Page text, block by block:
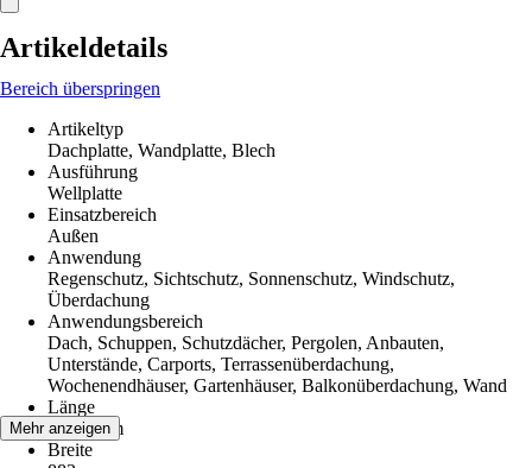
Artikeldetails
Bereich überspringen
Artikeltyp
Dachplatte, Wandplatte, Blech
Ausführung
Wellplatte
Einsatzbereich
Außen
Anwendung
Regenschutz, Sichtschutz, Sonnenschutz, Windschutz,
Überdachung
Anwendungsbereich
Dach, Schuppen, Schutzdächer, Pergolen, Anbauten,
Unterstände, Carports, Terrassenüberdachung,
Wochenendhäuser, Gartenhäuser, Balkonüberdachung, Wand
Länge
1 200 mm
Breite
Mehr anzeigen